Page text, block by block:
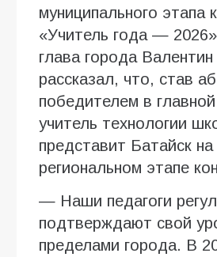
муниципального этапа
«Учитель года —
глава города
рассказал, что, став
победителем в
учитель технологии
представит Батайск на
региональном этапе
— Наши педагоги
подтверждают свой
пределами города. В